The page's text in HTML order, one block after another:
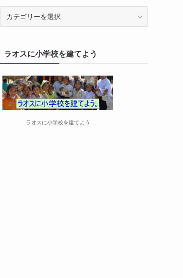
ーラオスに小学校を建てよう
ラオスに小学校を建てよう